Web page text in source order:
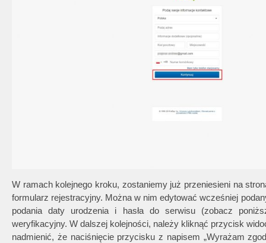
W ramach kolejnego kroku, zostaniemy już przeniesieni na
formularz rejestracyjny. Można w nim edytować wcześniej
podania daty urodzenia i hasła do serwisu (zobacz
weryfikacyjny. W dalszej kolejności, należy kliknąć przycisk
nadmienić, że naciśnięcie przycisku z napisem „Wyrażam